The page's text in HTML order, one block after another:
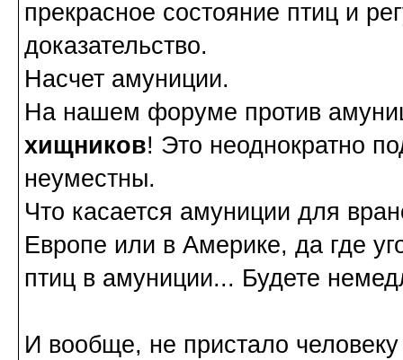
прекрасное состояние птиц и
доказательство.
Насчет амуниции.
На нашем форуме против
хищников! Это неоднократно
неуместны.
Что касается амуниции для
Европе или в Америке, да где
птиц в амуниции... Будете
И вообще, не пристало